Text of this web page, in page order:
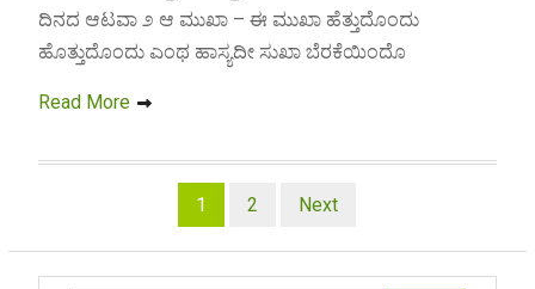
ದಿನದ ಆಟವಾ ೨ ಆ ಮುಖಾ – ಈ ಮುಖಾ ಹೆತ್ತುದೊಂದು
ಹೊತ್ತುದೊಂದು ಎಂಥ ಹಾಸ್ಯದೀ ಸುಖಾ ಬೆರಕೆಯಿಂದೊ
Read More
pagination
1 2 Next